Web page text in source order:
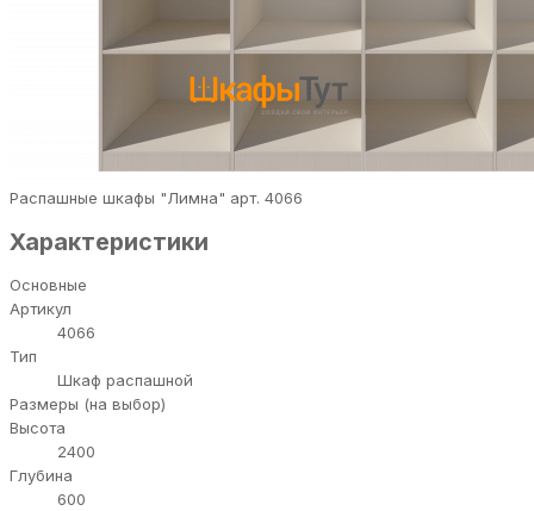
Распашные шкафы "Лимна" арт. 4066
Характеристики
Основные
Артикул
4066
Тип
Шкаф распашной
Размеры (на выбор)
Высота
2400
Глубина
600